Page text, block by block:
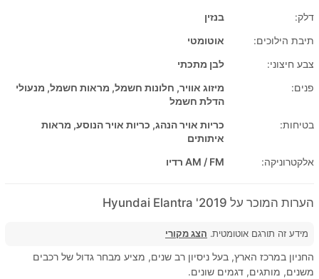
דלק:
בנזין
תיבת הילוכים:
אוטומטי
צבע חיצוני:
לבן מתכתי
פנים:
מיזוג אוויר, חלונות חשמל, מראות חשמל, מנעולי
הדלת חשמל
בטיחות:
כריות אויר הנהג, כריות אויר הנוסע, מראות
איתותים
אלקטרוניקה:
AM / FM רדיו
הערות המוכר על 2019' Hyundai Elantra
מידע זה תורגם אוטומטית. הצג מקורי
החניון במרכז הארץ, בעל ניסיון רב שנים, מציע מבחר גדול של רכבים
משנים, מותגים, דגמים שונים.